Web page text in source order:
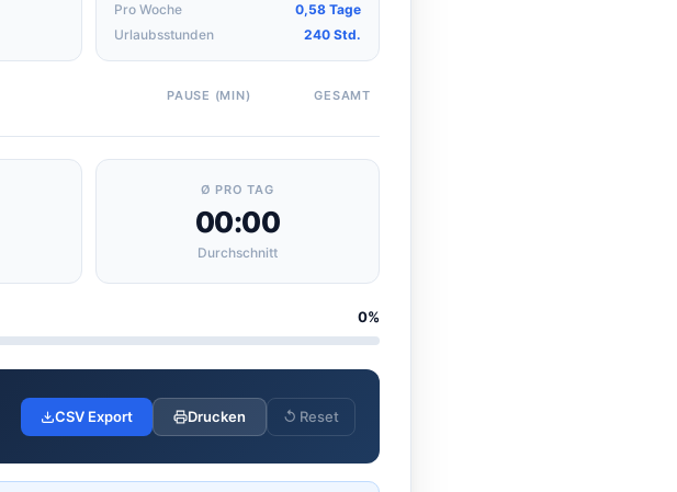
Pro Woche
0,58 Tage
Urlaubsstunden
240 Std.
PAUSE (MIN) GESAMT
Ø PRO TAG
00:00
Durchschnitt
0%
CSV Export Drucken ↺ Reset